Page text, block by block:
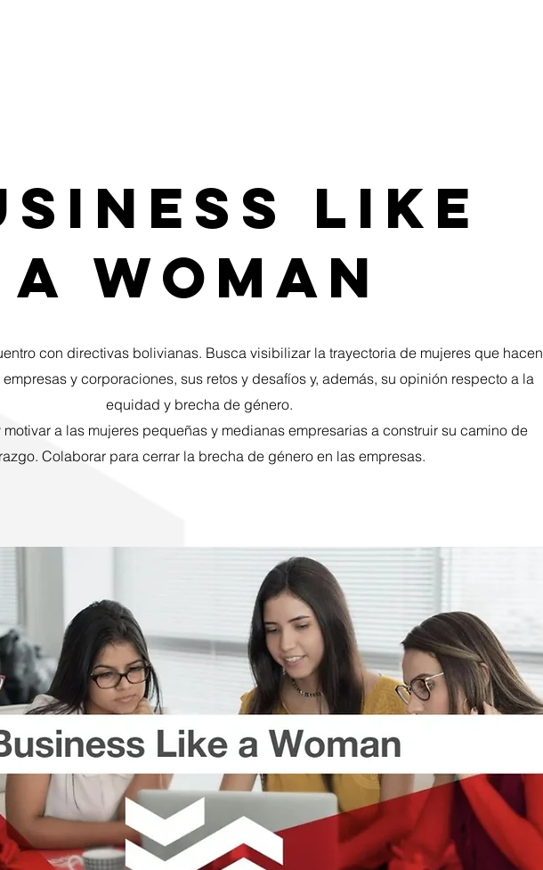
Like
a Woman
con directivas bolivianas. Busca visibilizar la trayectoria de mujeres que hacen
y corporaciones, sus retos y desafíos y, además, su opinión respecto a la
equidad y brecha de género.
a las mujeres pequeñas y medianas empresarias a construir su camino de
Colaborar para cerrar la brecha de género en las empresas.